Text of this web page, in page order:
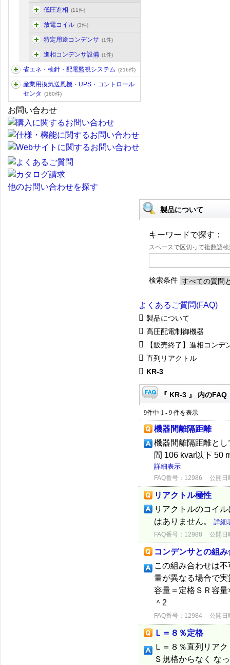
低圧進相 (11件)
放電コイル (3件)
特定用途コンデンサ (1件)
進相コンデンサ設備 (1件)
省エネ・検針・配電監視システム (216件)
産業用換気送風機・UPS・コントロール
センタ
(160件)
お問い合わせ
他のお問い合わせを探す
製品について
キーワードで探す：
スペースで区切って複数語
検索条件
よくあるご質問(FAQ)
製品について
高圧配電制御機器
【販売終了】進相コンデ
直列リアクトル
KR-3
『 KR-3 』 内のFAQ
9件中 1 - 9 件を表示
機器間離隔距離
機器間離隔距離と
間 106 kvar以下 50
詳細表示
FAQ番号：12986 公開日
リアクトル極性
リアクトルのコイ
はありません。 詳細
FAQ番号：12988 公開日
コンデンサとの組
この組み合わせは
量が異なる場合で
容量＝定格ＳＲ容
＾2 ＝6.38×
FAQ番号：12984 公開日
Ｌ＝８％定格
Ｌ＝８％直列リア
Ｓ規格からなく な